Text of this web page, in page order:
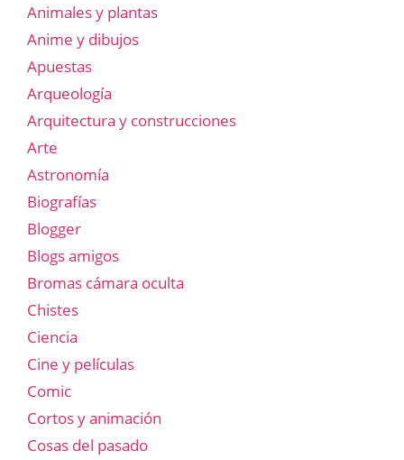
Animales y plantas
Anime y dibujos
Apuestas
Arqueología
Arquitectura y construcciones
Arte
Astronomía
Biografías
Blogger
Blogs amigos
Bromas cámara oculta
Chistes
Ciencia
Cine y películas
Comic
Cortos y animación
Cosas del pasado